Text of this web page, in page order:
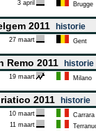
3 april Brugge
2011 historie
27 maart Gent
Remo 2011 historie
19 maart Milano
2011 historie
10 maart
Carrara
11 maart